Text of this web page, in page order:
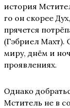
история
го он скорее
прячется
(Гэбриел Махт).
миру, днём и
проявлениях.
Однако
Мститель не в